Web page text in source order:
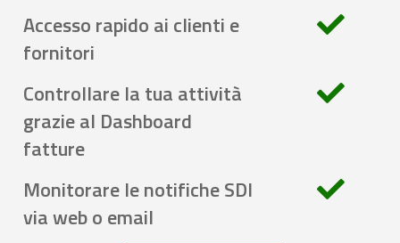
Accesso rapido ai clienti e
fornitori
Controllare la tua attività
grazie al Dashboard
fatture
Monitorare le notifiche SDI
via web o email